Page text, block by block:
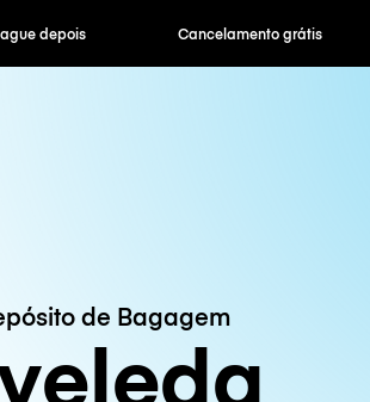
Cancelamento grátis Tarifas
de Bagagem